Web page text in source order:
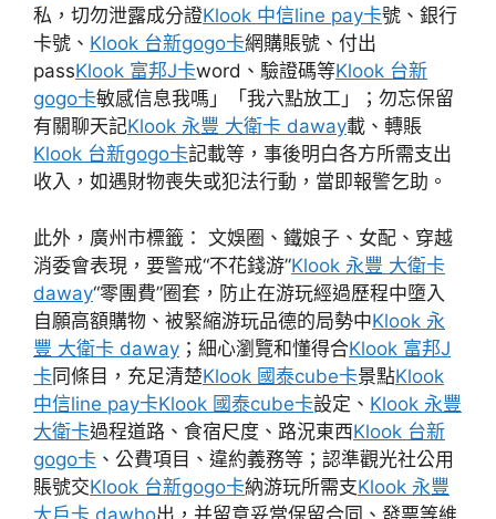
私，切勿泄露成分證Klook 中信line pay卡號、銀行
卡號、 Klook 台新gogo卡網購賬號、付出
passKlook 富邦J卡word、驗證碼等Klook 台新
gogo卡敏感信息我嗎」「我六點放工」；勿忘保留
有關聊天記Klook 永豐 大衛卡 daway載、轉賬
Klook 台新gogo卡記載等，事後明白各方所需支出
收入，如遇財物喪失或犯法行動，當即報警乞助。
此外，廣州市標籤： 文娛圈、鐵娘子、女配、穿越
消委會表現，要警戒“不花錢游”Klook 永豐 大衛卡
daway“零團費”圈套，防止在游玩經過歷程中墮入
自願高額購物、被緊縮游玩品德的局勢中Klook 永
豐 大衛卡 daway ；細心瀏覽和懂得合Klook 富邦J
卡同條目，充足清楚Klook 國泰cube卡景點Klook
中信line pay卡Klook 國泰cube卡設定、 Klook 永豐
大衛卡過程道路、食宿尺度、路況東西Klook 台新
gogo卡 、公費項目、違約義務等；認準觀光社公用
賬號交Klook 台新gogo卡納游玩所需支Klook 永豐
大戶卡 dawho出，并留意妥當保留合同、發票等維